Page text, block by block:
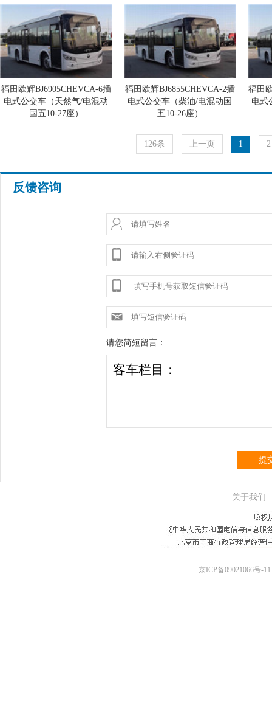
福田欧辉BJ6905CHEVCA-6插
电式公交车（天然气/电混动
国五10-27座）
福田欧辉BJ6855CHEVCA-2插
电式公交车（柴油/电混动国
五10-26座）
福田
电式
126条 上一页 1 2
反馈咨询
请您简短留言：
提
关于我们
京ICP备09021066号-11